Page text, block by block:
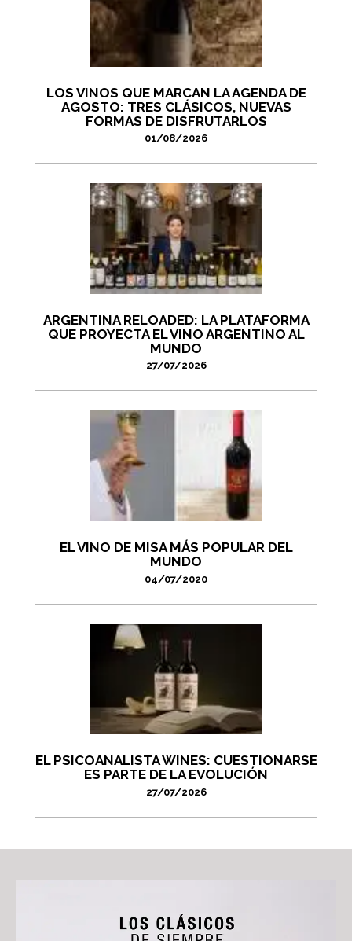
LOS VINOS QUE MARCAN LA AGENDA DE
AGOSTO: TRES CLÁSICOS, NUEVAS
FORMAS DE DISFRUTARLOS
01/08/2026
ARGENTINA RELOADED: LA PLATAFORMA
QUE PROYECTA EL VINO ARGENTINO AL
MUNDO
27/07/2026
EL VINO DE MISA MÁS POPULAR DEL
MUNDO
04/07/2020
EL PSICOANALISTA WINES: CUESTIONARSE
ES PARTE DE LA EVOLUCIÓN
27/07/2026